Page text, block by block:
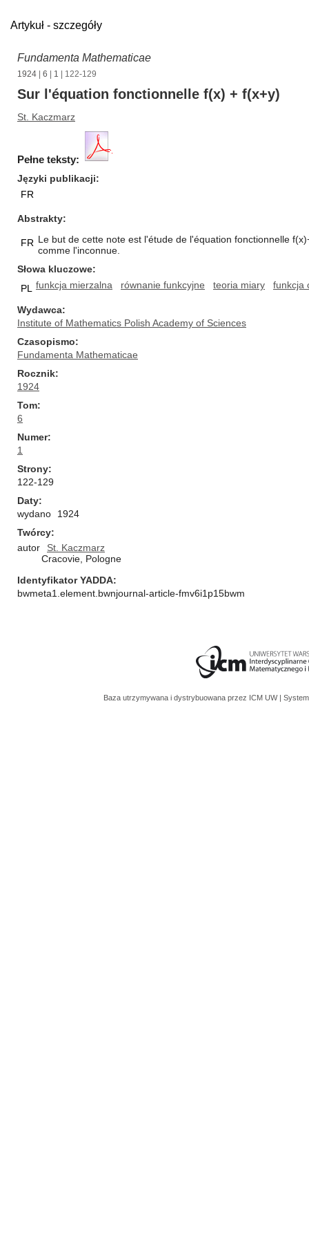
Artykuł - szczegóły
Fundamenta Mathematicae
1924 6 1 | 122-129
Sur l'équation fonctionnelle f(x) + f(x+y)
St. Kaczmarz
Pełne teksty:
Języki publikacji
FR
Abstrakty
FR Le but de cette note est l'étude de l'équation fonctionnelle
comme l'inconnue.
Słowa kluczowe
PL
funkcja mierzalna równanie funkcyjne teoria miary funkcja
Wydawca
Institute of Mathematics Polish Academy of Sciences
Czasopismo
Fundamenta Mathematicae
Rocznik
1924
Tom
6
Numer
1
Strony
122-129
Daty
wydano
1924
Twórcy
autor
St. Kaczmarz
Cracovie, Pologne
Identyfikator YADDA
bwmeta1.element.bwnjournal-article-fmv6i1p15bwm
Baza utrzymywana i dystrybuowana przez ICM UW |